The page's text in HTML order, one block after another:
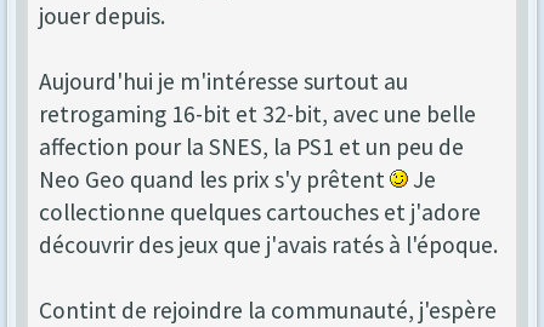
jouer depuis.
Aujourd'hui je m'intéresse surtout au
retrogaming 16-bit et 32-bit, avec une belle
affection pour la SNES, la PS1 et un peu de
Neo Geo quand les prix s'y prêtent
Je
collectionne quelques cartouches et j'adore
découvrir des jeux que j'avais ratés à l'époque.
Contint de rejoindre la communauté, j'espère